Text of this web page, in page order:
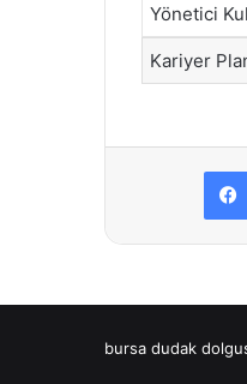
Yönetici
Kariyer
bursa dudak